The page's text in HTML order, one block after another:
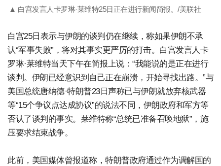
▲ 白宫发言人卡罗琳·莱维特25日正在进行新闻简报。/美联社
白宫25日表示与伊朗的谈判仍在继续，称如果伊朗不承
认“军事失败”，将对其事实更严厉的打击。白宫发言人卡
罗琳·莱维特当天下午在简报上说：“我能说的是正在进行
谈判。伊朗已经意识到自己正在崩溃，开始寻找出路。”与
美国总统唐纳德·特朗普23日声称已与伊朗就放弃核武器
等“15个争议点达成协议”的说法不同，伊朗政府和军方等
否认了谈判的事实。莱维特称“总统已准备召唤地狱”，施
压要求结束战争。
此前，美国媒体曾报道称，特朗普政府通过作为调解国的